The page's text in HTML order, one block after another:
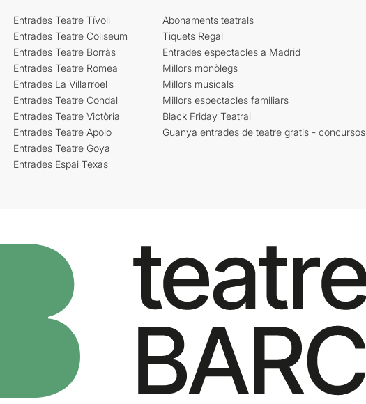
Entrades Teatre Tívoli
Entrades Teatre Coliseum
Entrades Teatre Borràs
Entrades Teatre Romea
Entrades La Villarroel
Entrades Teatre Condal
Entrades Teatre Victòria
Entrades Teatre Apolo
Entrades Teatre Goya
Entrades Espai Texas
Abonaments teatrals
Tiquets Regal
Entrades espectacles a Madrid
Millors monòlegs
Millors musicals
Millors espectacles familiars
Black Friday Teatral
Guanya entrades de teatre gratis - concursos